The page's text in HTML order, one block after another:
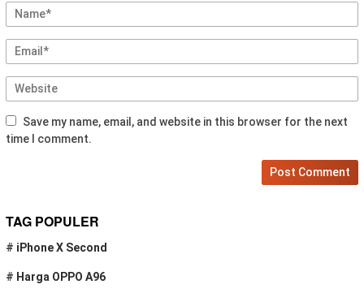
Save my name, email, and website in this browser for the next
time I comment.
TAG POPULER
# iPhone X Second
# Harga OPPO A96